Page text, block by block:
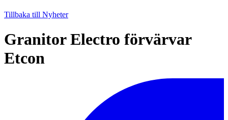
Tillbaka till Nyheter
Granitor Electro förvärvar
Etcon